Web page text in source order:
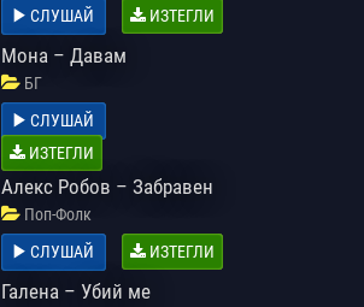
СЛУШАЙ
ИЗТЕГЛИ
Мона – Давам
БГ
СЛУШАЙ
ИЗТЕГЛИ
Алекс Робов – Забравен
Поп-Фолк
СЛУШАЙ
ИЗТЕГЛИ
Галена – Убий ме